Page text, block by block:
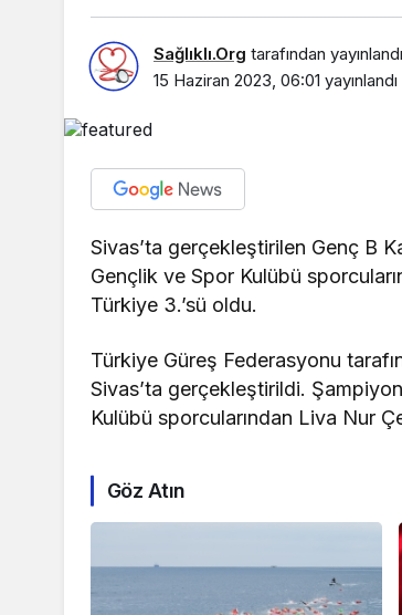
Sağlıklı.Org tarafından yayınlandı
15 Haziran 2023, 06:01 yayınlandı
Sivas’ta gerçekleştirilen Genç B
Gençlik ve Spor Kulübü
Türkiye 3.’sü oldu.
Türkiye Güreş Federasyonu
Sivas’ta gerçekleştirildi.
Kulübü sporcularından Liva Nur
Göz Atın